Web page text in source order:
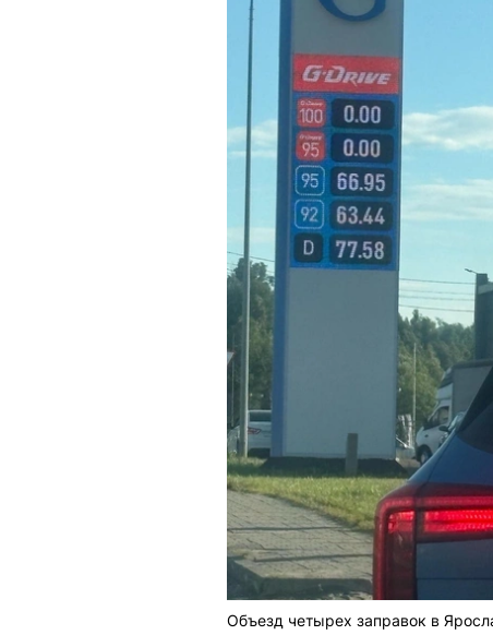
Объезд четырех заправок в